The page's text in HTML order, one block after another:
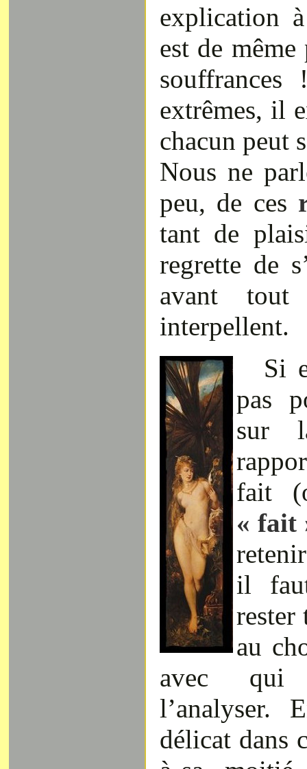
explication
est de
extrêmes, il
chacun peut
Nous ne
peu, de ces
tant de
regrette de
avant
interpellent.
Si
pas
sur
fait
« fait
il
rester
au
avec qui
l’analyser.
délicat dans